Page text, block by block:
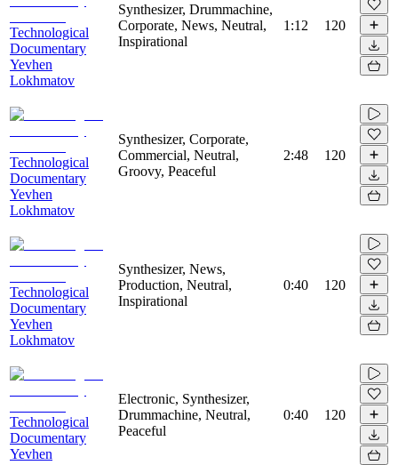
Technological
Documentary
Yevhen
Lokhmatov
Synthesizer, Drummachine,
Corporate, News, Neutral,
Inspirational
1:12 120
Technological
Documentary
Yevhen
Lokhmatov
Synthesizer, Corporate,
Commercial, Neutral,
Groovy, Peaceful
2:48 120
Technological
Documentary
Yevhen
Lokhmatov
Synthesizer, News,
Production, Neutral,
Inspirational
0:40 120
Technological
Documentary
Yevhen
Electronic, Synthesizer,
Drummachine, Neutral,
Peaceful
0:40 120